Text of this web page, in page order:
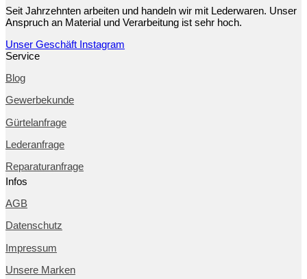
Seit Jahrzehnten arbeiten und handeln wir mit Lederwaren. Unser
Anspruch an Material und Verarbeitung ist sehr hoch.
Unser Geschäft Instagram
Service
Blog
Gewerbekunde
Gürtelanfrage
Lederanfrage
Reparaturanfrage
Infos
AGB
Datenschutz
Impressum
Unsere Marken